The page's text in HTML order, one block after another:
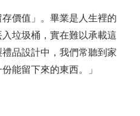
價值」。畢業是人生裡的
垃圾桶，實在難以承載這
品設計中，我們常聽到家
能留下來的東西。」